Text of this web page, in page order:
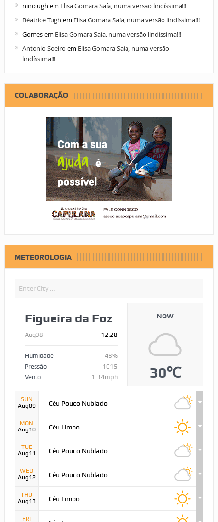
nino ugh em Elisa Gomara Saía, numa versão lindíssima!!!
Béatrice Tugh em Elisa Gomara Saía, numa versão lindíssima!!!
Gomesem Elisa Gomara Saía, numa versão lindíssima!!!
Antonio Soeiro em Elisa Gomara Saía, numa versão
lindíssima!!!
COLABORAÇÃO
METEOROLOGIA
Figueira da Foz
Aug08 12:28
Humidade
48%
Pressão
1015
Vento
1.34mph
NOW
30℃
SUN
Aug09
Céu Pouco Nublado
MON
Aug10
Céu Limpo
TUE
Aug11
Céu Pouco Nublado
WED
Aug12
Céu Pouco Nublado
THU
Aug13
Céu Limpo
FRI